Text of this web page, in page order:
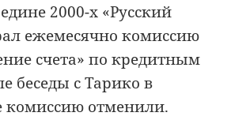
2000-x «Русский
ежемесячно комиссию
счета» по кредитным
беседы с Тарико в
комиссию отменили.